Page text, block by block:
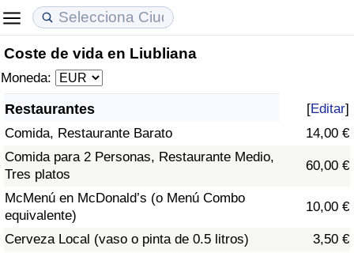
Coste de vida en Liubliana
Moneda:
Restaurantes [Editar]
Comida, Restaurante Barato
14,00 €
Comida para 2 Personas, Restaurante Medio,
Tres platos
60,00 €
McMenú en McDonald’s (o Menú Combo
equivalente)
10,00 €
Cerveza Local (vaso o pinta de 0.5 litros)
3,50 €
Coste de vida
Índice de Costo de Vida
Índice de costo de vida por país
en aqaba
Precios de las propiedades
Índice de Precios de Inmuebles
Índice de Precios de Inmuebles por País
Calidad de Vida
Índice de Calidad de Vida (Actual)
Índice de calidad de vida por país
Delincuencia